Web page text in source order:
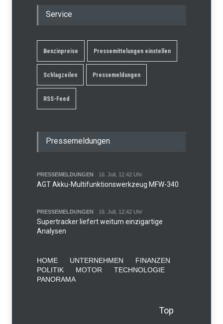
Service
Benzinpreise Pressemittelungen einstellen
Schlagzeilen Pressemeldungen
RSS-Feed
Pressemeldungen
PRESSEMELDUNGEN 16. Juli, 12:42 Uhr
AGT Akku-Multifunktionswerkzeug MFW-340
PRESSEMELDUNGEN 16. Juli, 12:42 Uhr
Supertracker liefert weitum einzigartige
Analysen
HOME UNTERNEHMEN
FINANZEN
POLITIK
MOTOR
TECHNOLOGIE
PANORAMA
Top